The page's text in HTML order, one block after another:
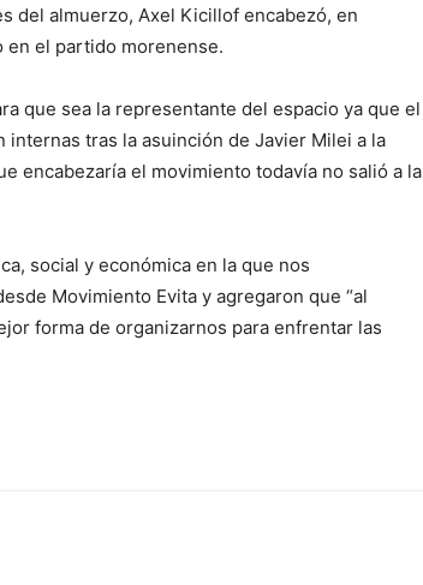
del almuerzo, Axel Kicillof encabezó, en
en el partido morenense.
que sea la representante del espacio ya que el
tras la asuinción de Javier Milei a la
encabezaría el movimiento todavía no salió a la
social y económica en la que nos
Movimiento Evita y agregaron que “al
forma de organizarnos para enfrentar las